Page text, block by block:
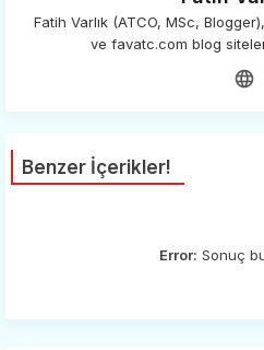
Fatih Varlık (ATCO, MSc,
ve favatc.com blog
Benzer İçerikler!
Error: Sonuç